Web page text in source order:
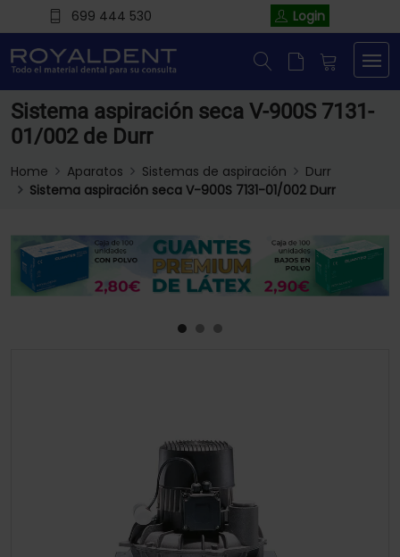
699 444 530 Login
Sistema aspiración seca V-900S 7131-
01/002 de Durr
Home Aparatos Sistemas de aspiración
Durr
Sistema aspiración seca V-900S 7131-01/002 Durr